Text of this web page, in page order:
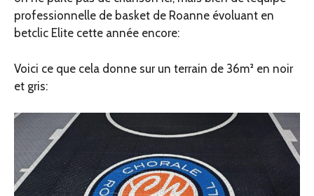
professionnelle de basket de Roanne évoluant en
betclic Elite cette année encore:
Voici ce que cela donne sur un terrain de 36m² en noir
et gris: